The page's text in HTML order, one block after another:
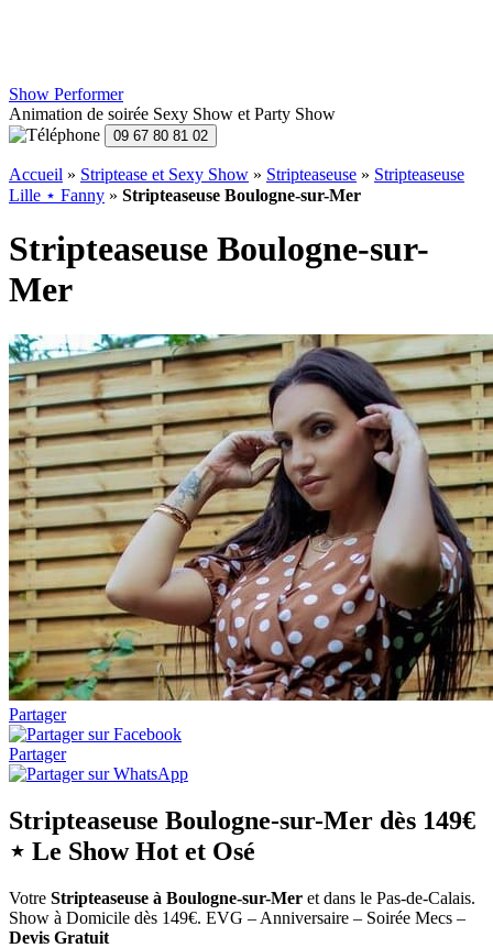
Show Performer
Animation de soirée Sexy Show et Party Show
Accueil » Striptease et Sexy Show » Stripteaseuse » Stripteaseuse
Lille ⋆ Fanny » Stripteaseuse Boulogne-sur-Mer
Stripteaseuse Boulogne-sur-
Mer
Partager
Partager
Stripteaseuse Boulogne-sur-Mer dès 149€
⋆ Le Show Hot et Osé
Votre Stripteaseuse à Boulogne-sur-Mer et dans le Pas-de-Calais.
Show à Domicile dès 149€. EVG – Anniversaire – Soirée Mecs –
Devis Gratuit